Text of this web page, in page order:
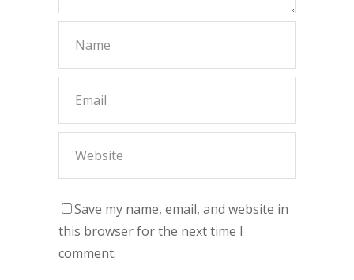
Save my name, email, and website in
this browser for the next time I
comment.